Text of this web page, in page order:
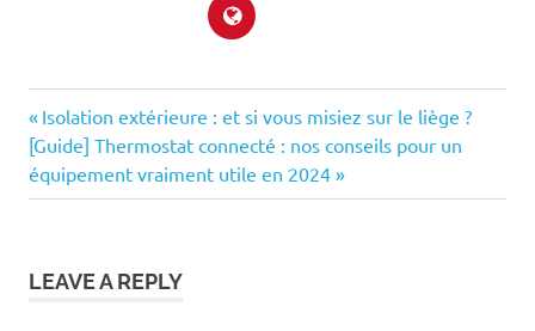
Navigation
de
Previous
Post:
Isolation extérieure : et si vous misiez sur le liège ?
Next
Post:
[Guide] Thermostat connecté : nos conseils pour un
équipement vraiment utile en 2024
LEAVE A REPLY